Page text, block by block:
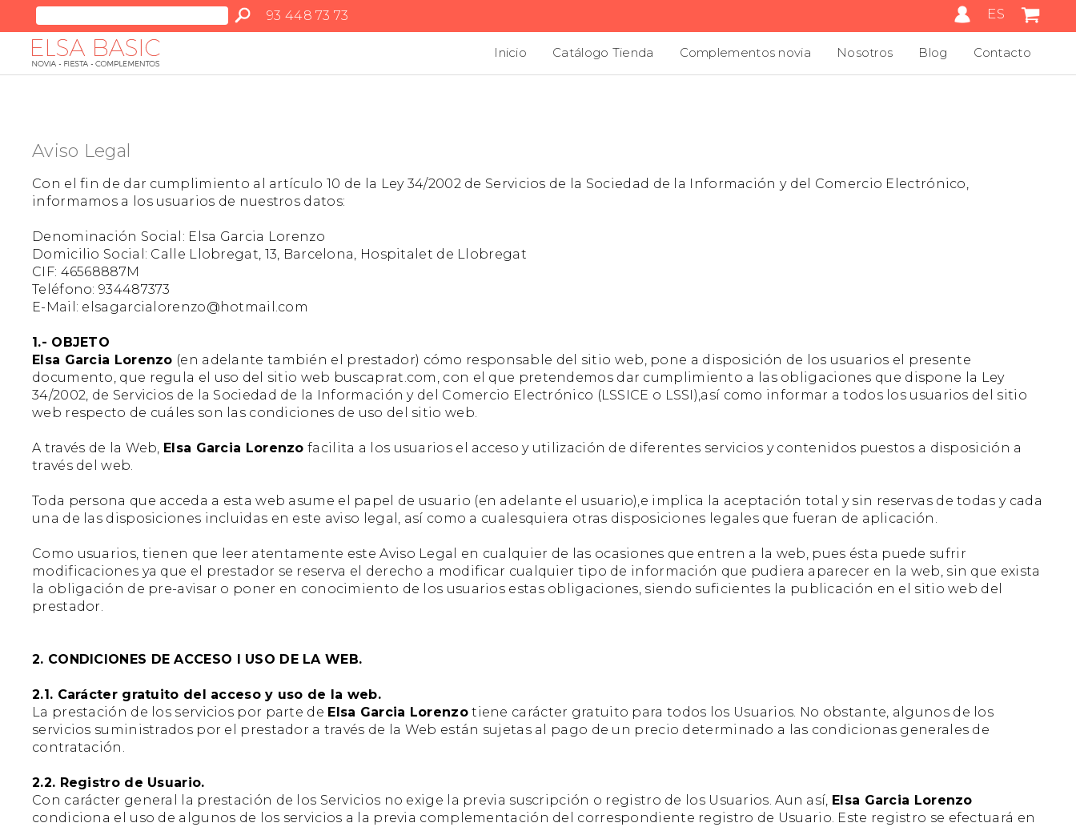
ES
93 448 73 73
Inicio Catálogo Tienda Complementos novia Nosotros Blog Contacto
Aviso Legal
Con el fin de dar cumplimiento al artículo 10 de la Ley 34/2002 de Servicios de la Sociedad de la Información y del Comercio Electrónico,
informamos a los usuarios de nuestros datos:
Denominación Social: Elsa Garcia Lorenzo
Domicilio Social: Calle Llobregat, 13, Barcelona, Hospitalet de Llobregat
CIF: 46568887M
Teléfono: 934487373
E-Mail: elsagarcialorenzo@hotmail.com
1.- OBJETO
Elsa Garcia Lorenzo (en adelante también el prestador) cómo responsable del sitio web, pone a disposición de los usuarios el presente
documento, que regula el uso del sitio web buscaprat.com, con el que pretendemos dar cumplimiento a las obligaciones que dispone la Ley
34/2002, de Servicios de la Sociedad de la Información y del Comercio Electrónico (LSSICE o LSSI),así como informar a todos los usuarios del sitio
web respecto de cuáles son las condiciones de uso del sitio web.
A través de la Web, Elsa Garcia Lorenzo facilita a los usuarios el acceso y utilización de diferentes servicios y contenidos puestos a disposición a
través del web.
Toda persona que acceda a esta web asume el papel de usuario (en adelante el usuario),e implica la aceptación total y sin reservas de todas y cada
una de las disposiciones incluidas en este aviso legal, así como a cualesquiera otras disposiciones legales que fueran de aplicación.
Como usuarios, tienen que leer atentamente este Aviso Legal en cualquier de las ocasiones que entren a la web, pues ésta puede sufrir
modificaciones ya que el prestador se reserva el derecho a modificar cualquier tipo de información que pudiera aparecer en la web, sin que exista
la obligación de pre-avisar o poner en conocimiento de los usuarios estas obligaciones, siendo suficientes la publicación en el sitio web del
prestador.
2. CONDICIONES DE ACCESO I USO DE LA WEB.
2.1. Carácter gratuito del acceso y uso de la web.
La prestación de los servicios por parte de Elsa Garcia Lorenzotiene carácter gratuito para todos los Usuarios. No obstante, algunos de los
servicios suministrados por el prestador a través de la Web están sujetas al pago de un precio determinado a las condicionas generales de
contratación.
2.2. Registro de Usuario.
Con carácter general la prestación de los Servicios no exige la previa suscripción o registro de los Usuarios. Aun así, Elsa Garcia Lorenzo
condiciona el uso de algunos de los servicios a la previa complementación del correspondiente registro de Usuario. Este registro se efectuará en